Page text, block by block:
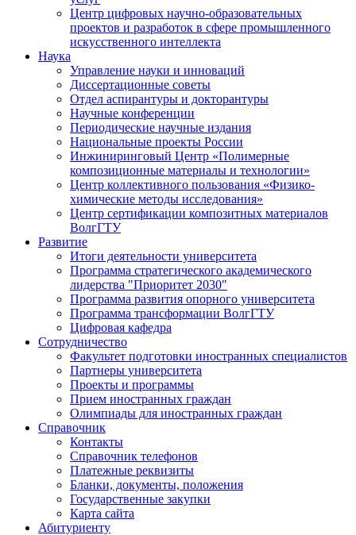
Центр цифровых научно-образовательных
проектов и разработок в сфере промышленного
искусственного интеллекта
Наука
Управление науки и инноваций
Диссертационные советы
Отдел аспирантуры и докторантуры
Научные конференции
Периодические научные издания
Национальные проекты России
Инжиниринговый Центр «Полимерные
композиционные материалы и технологии»
Центр коллективного пользования «Физико-
химические методы исследования»
Центр сертификации композитных материалов
ВолгГТУ
Развитие
Итоги деятельности университета
Программа стратегического академического
лидерства "Приоритет 2030"
Программа развития опорного университета
Программа трансформации ВолгГТУ
Цифровая кафедра
Сотрудничество
Факультет подготовки иностранных специалистов
Партнеры университета
Проекты и программы
Прием иностранных граждан
Олимпиады для иностранных граждан
Справочник
Контакты
Справочник телефонов
Платежные реквизиты
Бланки, документы, положения
Государственные закупки
Карта сайта
Абитуриенту